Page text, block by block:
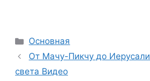
Рубрики
Основная
От Мачу-Пикчу до
света Видео